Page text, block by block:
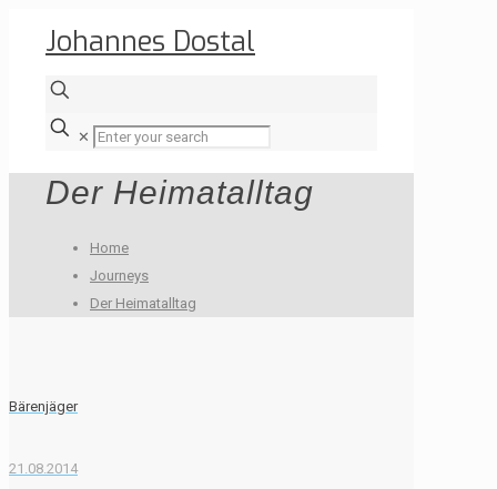
Johannes Dostal
✕
Der Heimatalltag
Home
Journeys
Der Heimatalltag
Bärenjäger
21.08.2014